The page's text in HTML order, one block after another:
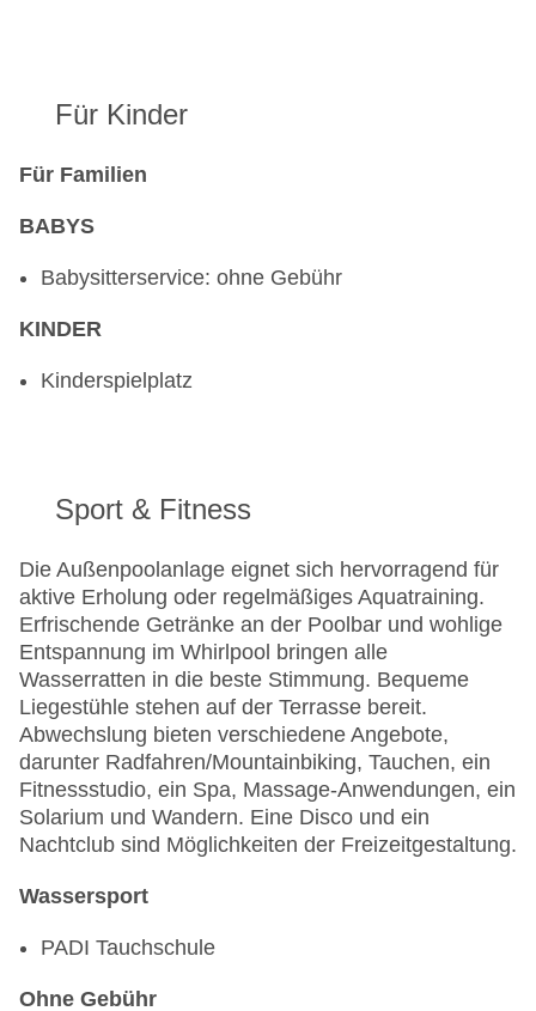
Für Kinder
Für Familien
BABYS
Babysitterservice: ohne Gebühr
KINDER
Kinderspielplatz
Sport & Fitness
Die Außenpoolanlage eignet sich hervorragend für
aktive Erholung oder regelmäßiges Aquatraining.
Erfrischende Getränke an der Poolbar und wohlige
Entspannung im Whirlpool bringen alle
Wasserratten in die beste Stimmung. Bequeme
Liegestühle stehen auf der Terrasse bereit.
Abwechslung bieten verschiedene Angebote,
darunter Radfahren/Mountainbiking, Tauchen, ein
Fitnessstudio, ein Spa, Massage-Anwendungen, ein
Solarium und Wandern. Eine Disco und ein
Nachtclub sind Möglichkeiten der Freizeitgestaltung.
Wassersport
PADI Tauchschule
Ohne Gebühr